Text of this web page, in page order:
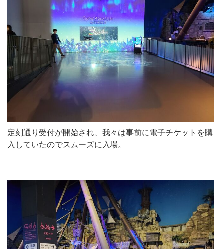
定刻通り受付が開始され、我々は事前に電子チケットを購
入していたのでスムーズに入場。